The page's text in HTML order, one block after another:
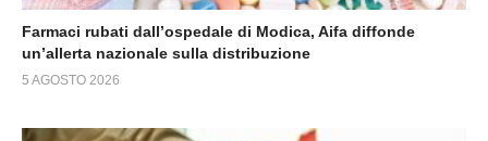
Farmaci rubati dall’ospedale di Modica, Aifa diffonde
un’allerta nazionale sulla distribuzione
5 AGOSTO 2026